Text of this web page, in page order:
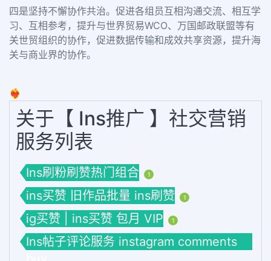
四是坚持不懈协作共治。促进各组员互相沟通交流、相互学
习、互相参考，提升与世界贸易WCO、万国邮政联盟等有
关世贸组织的协作，促进数据传输和成效共享资源，提升海
关与商业界的协作。
❤️‍🔥
关于【 Ins推广 】社交营销
服务列表
Ins刷粉刷赞热门组合 1
ins买赞 旧作品批量 ins刷赞 1
ig买赞 | ins买赞 包月 VIP 1
Ins帖子评论服务 instagram comments